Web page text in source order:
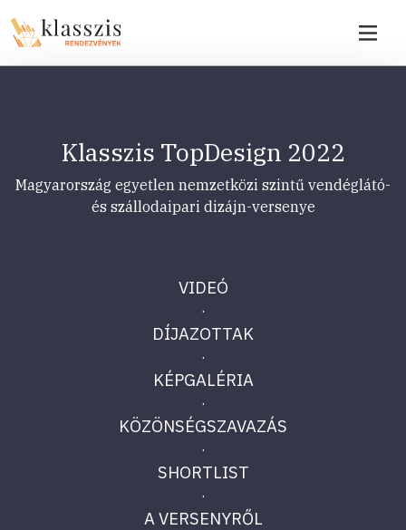
Klasszis TopDesign 2022
Magyarország egyetlen nemzetközi szintű vendéglátó-
és szállodaipari dizájn-versenye
VIDEÓ
·
DÍJAZOTTAK
·
KÉPGALÉRIA
·
KÖZÖNSÉGSZAVAZÁS
·
SHORTLIST
·
A VERSENYRŐL